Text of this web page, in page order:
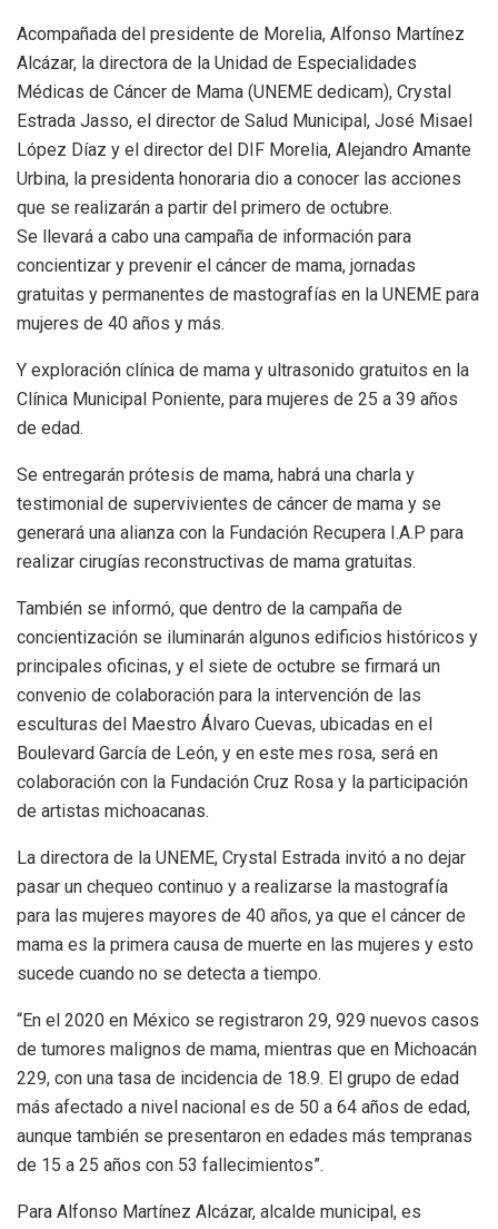
Acompañada del presidente de Morelia, Alfonso Martínez
Alcázar, la directora de la Unidad de Especialidades
Médicas de Cáncer de Mama (UNEME dedicam), Crystal
Estrada Jasso, el director de Salud Municipal, José Misael
López Díaz y el director del DIF Morelia, Alejandro Amante
Urbina, la presidenta honoraria dio a conocer las acciones
que se realizarán a partir del primero de octubre.
Se llevará a cabo una campaña de información para
concientizar y prevenir el cáncer de mama, jornadas
gratuitas y permanentes de mastografías en la UNEME para
mujeres de 40 años y más.
Y exploración clínica de mama y ultrasonido gratuitos en la
Clínica Municipal Poniente, para mujeres de 25 a 39 años
de edad.
Se entregarán prótesis de mama, habrá una charla y
testimonial de supervivientes de cáncer de mama y se
generará una alianza con la Fundación Recupera I.A.P para
realizar cirugías reconstructivas de mama gratuitas.
También se informó, que dentro de la campaña de
concientización se iluminarán algunos edificios históricos y
principales oficinas, y el siete de octubre se firmará un
convenio de colaboración para la intervención de las
esculturas del Maestro Álvaro Cuevas, ubicadas en el
Boulevard García de León, y en este mes rosa, será en
colaboración con la Fundación Cruz Rosa y la participación
de artistas michoacanas.
La directora de la UNEME, Crystal Estrada invitó a no dejar
pasar un chequeo continuo y a realizarse la mastografía
para las mujeres mayores de 40 años, ya que el cáncer de
mama es la primera causa de muerte en las mujeres y esto
sucede cuando no se detecta a tiempo.
“En el 2020 en México se registraron 29, 929 nuevos casos
de tumores malignos de mama, mientras que en Michoacán
229, con una tasa de incidencia de 18.9. El grupo de edad
más afectado a nivel nacional es de 50 a 64 años de edad,
aunque también se presentaron en edades más tempranas
de 15 a 25 años con 53 fallecimientos”.
Para Alfonso Martínez Alcázar, alcalde municipal, es